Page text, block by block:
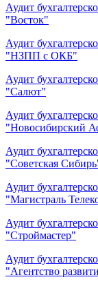
Аудит
"Восток"
Аудит
"НЗПП с ОКБ"
Аудит
"Салют"
Аудит
"Новосибирский
Аудит
"Советская
Аудит
"Магистраль
Аудит
"Строймастер"
Аудит
"Агентство